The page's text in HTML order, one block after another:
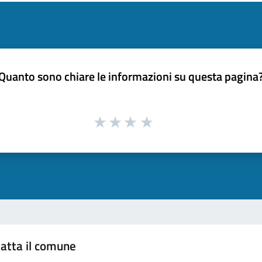
sono chiare le informazioni su questa
il comune